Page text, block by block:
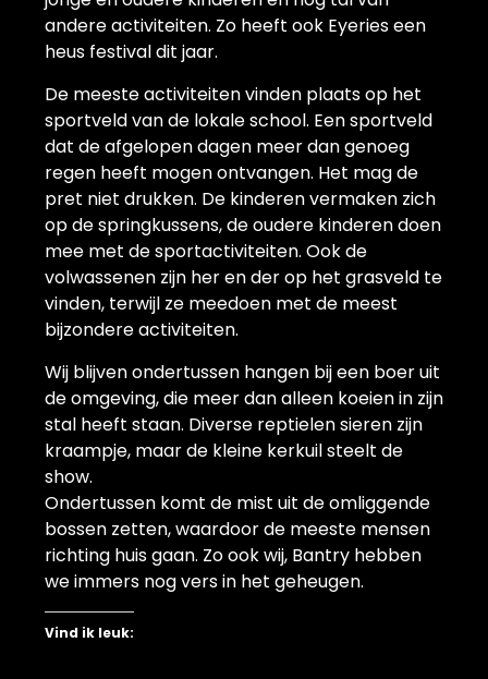
andere activiteiten. Zo heeft ook Eyeries een
heus festival dit jaar.
De meeste activiteiten vinden plaats op het
sportveld van de lokale school. Een sportveld
dat de afgelopen dagen meer dan genoeg
regen heeft mogen ontvangen. Het mag de
pret niet drukken. De kinderen vermaken zich
op de springkussens, de oudere kinderen doen
mee met de sportactiviteiten. Ook de
volwassenen zijn her en der op het grasveld te
vinden, terwijl ze meedoen met de meest
bijzondere activiteiten.
Wij blijven ondertussen hangen bij een boer uit
de omgeving, die meer dan alleen koeien in zijn
stal heeft staan. Diverse reptielen sieren zijn
kraampje, maar de kleine kerkuil steelt de
show.
Ondertussen komt de mist uit de omliggende
bossen zetten, waardoor de meeste mensen
richting huis gaan. Zo ook wij, Bantry hebben
we immers nog vers in het geheugen.
Vind ik leuk: